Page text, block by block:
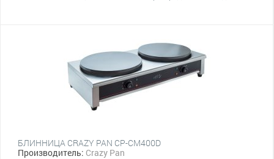
БЛИННИЦА CRAZY PAN CP-CM400D
Производитель: Crazy Pan